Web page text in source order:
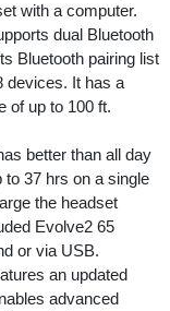
with a computer.
dual Bluetooth
Bluetooth pairing list
devices. It has a
of up to 100 ft.
better than all day
to 37 hrs on a single
the headset
Evolve2 65
or via USB.
an updated
advanced